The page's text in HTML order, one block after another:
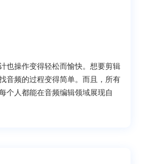
也操作变得轻松而愉快。想要剪辑
音频的过程变得简单。而且，所有
个人都能在音频编辑领域展现自